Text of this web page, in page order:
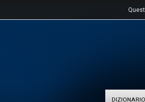
DIZIONARIO